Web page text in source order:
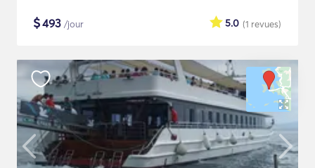
$493 /jour (1 revues)
5.0